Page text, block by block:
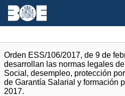
Orden ESS/106/2017, de 9 de
desarrollan las normas legales
Social, desempleo, protección
de Garantía Salarial y formación
2017.